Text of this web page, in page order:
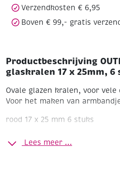
Verzendkosten € 6,95
Boven € 99,- gratis
Productbeschrijving
glaskralen 17 x 25mm, 6
Ovale glazen kralen, voor
Voor het maken van
rood 17 x 25 mm 6 stuks
Lees meer ...